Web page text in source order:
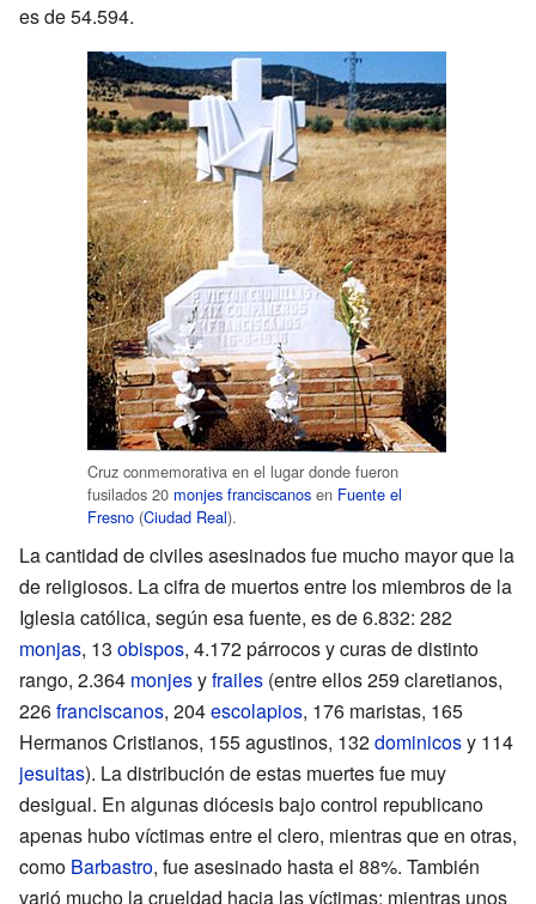
es de 54.594.
Cruz conmemorativa en el lugar donde fueron
fusilados 20 monjes franciscanos en Fuente el
Fresno (Ciudad Real).
La cantidad de civiles asesinados fue mucho mayor que la
de religiosos. La cifra de muertos entre los miembros de la
Iglesia católica, según esa fuente, es de 6.832: 282
monjas, 13 obispos, 4.172 párrocos y curas de distinto
rango, 2.364 monjesyfrailes (entre ellos 259 claretianos,
226franciscanos, 204escolapios, 176 maristas, 165
Hermanos Cristianos, 155 agustinos, 132dominicosy 114
jesuitas). La distribución de estas muertes fue muy
desigual. En algunas diócesis bajo control republicano
apenas hubo víctimas entre el clero, mientras que en otras,
como Barbastro, fue asesinado hasta el 88%. También
varió mucho la crueldad hacia las víctimas; mientras unos